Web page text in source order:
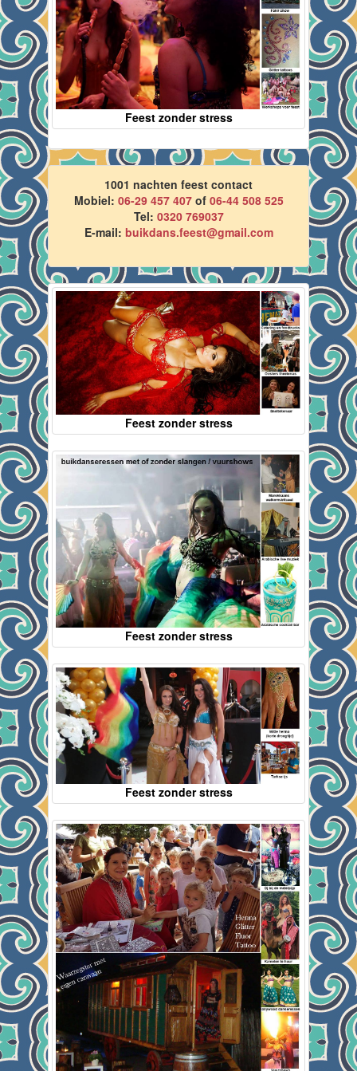
Feest zonder stress
1001 nachten feest contact
Mobiel: 06-29 457 407of 06-44 508 525
Tel: 0320 769037
E-mail: buikdans.feest@gmail.com
Feest zonder stress
Feest zonder stress
Feest zonder stress